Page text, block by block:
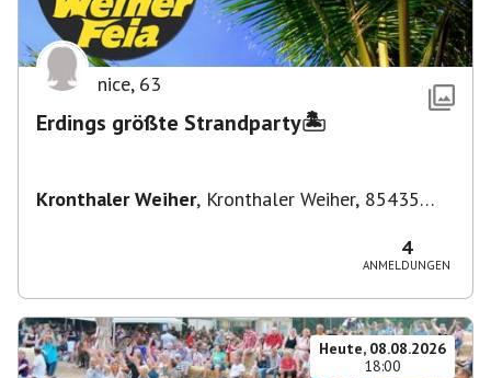
nice, 63
Erdings größte Strandparty🏝️
Kronthaler Weiher, Kronthaler Weiher, 85435
4
ANMELDUNGEN
Heute, 08.08.2026
18:00